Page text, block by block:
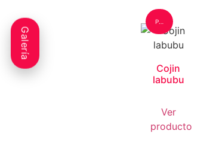
Peluche: Grande
Cojin
labubu
Ver
producto
Galería